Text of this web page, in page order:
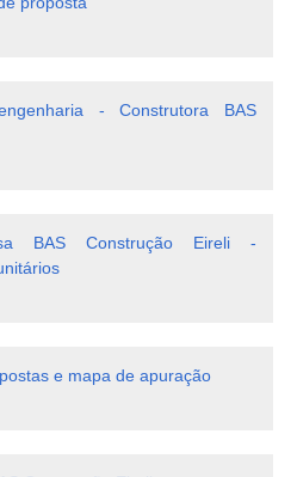
- Construtora BAS
BAS Construção Eireli -
e mapa de apuração